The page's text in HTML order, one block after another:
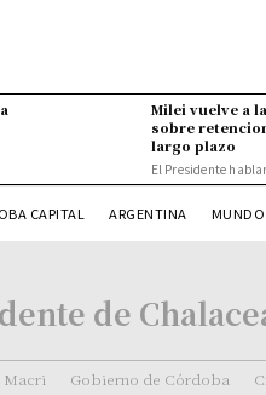
Milei vuelve a
sobre
largo plazo
El Presidente
CAPITAL ARGENTINA MUNDO
de
Gobierno de Córdoba